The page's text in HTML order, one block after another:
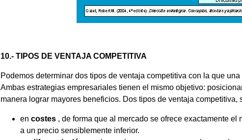
10.- TIPOS DE VENTAJA COMPETITIVA
Podemos determinar dos tipos de ventaja competitiva con la que
Ambas estrategias empresariales tienen el mismo objetivo:
manera lograr mayores beneficios. Dos tipos de ventaja competitiva,
en costes , de forma que al mercado se ofrece exactamente
a un precio sensiblemente inferior.